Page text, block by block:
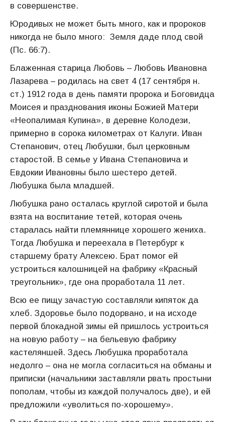
в совершенстве.
Юродивых не может быть много, как и пророков
никогда не было много: Земля даде плод свой
(Пс. 66:7).
Блаженная старица Любовь – Любовь Ивановна
Лазарева – родилась на свет 4 (17 сентября н.
ст.) 1912 года в день памяти пророка и Боговидца
Моисея и празднования иконы Божией Матери
«Неопалимая Купина», в деревне Колодези,
примерно в сорока километрах от Калуги. Иван
Степанович, отец Любушки, был церковным
старостой. В семье у Ивана Степановича и
Евдокии Ивановны было шестеро детей.
Любушка была младшей.
Любушка рано осталась круглой сиротой и была
взята на воспитание тетей, которая очень
старалась найти племяннице хорошего жениха.
Тогда Любушка и переехала в Петербург к
старшему брату Алексею. Брат помог ей
устроиться калошницей на фабрику «Красный
треугольник», где она проработала 11 лет.
Всю ее пищу зачастую составляли кипяток да
хлеб. Здоровье было подорвано, и на исходе
первой блокадной зимы ей пришлось устроиться
на новую работу – на бельевую фабрику
кастеляншей. Здесь Любушка проработала
недолго – она не могла согласиться на обманы и
приписки (начальники заставляли рвать простыни
пополам, чтобы из каждой получалось две), и ей
предложили «уволиться по-хорошему».